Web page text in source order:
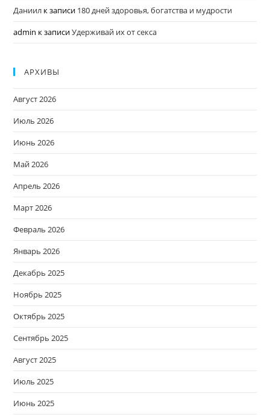
Даниил к записи 180 дней здоровья, богатства и мудрости
admin к записиУдерживай их от секса
АРХИВЫ
Август 2026
Июль 2026
Июнь 2026
Май 2026
Апрель 2026
Март 2026
Февраль 2026
Январь 2026
Декабрь 2025
Ноябрь 2025
Октябрь 2025
Сентябрь 2025
Август 2025
Июль 2025
Июнь 2025